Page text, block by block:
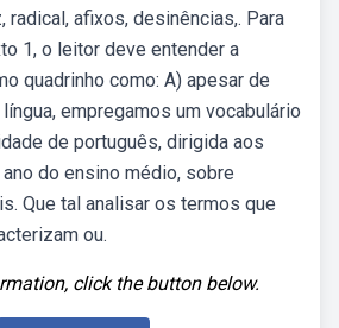
radical, afixos, desinências,. Para
1, o leitor deve entender a
quadrinho como: A) apesar de
empregamos um vocabulário
de português, dirigida aos
do ensino médio, sobre
Que tal analisar os termos que
ou.
click the button below.